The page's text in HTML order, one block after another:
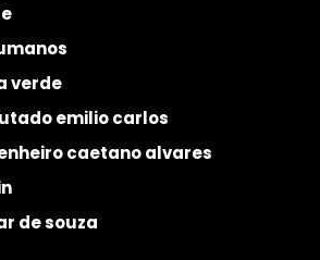
verde
emilio carlos
caetano alvares
de souza